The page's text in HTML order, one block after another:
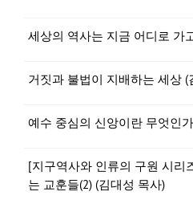
세상의 역사는 지금 어디로 가
거짓과 불법이 지배하는 세상 (
예수 중심의 신앙이란 무엇인
[지구역사와 인류의 구원 시리
는 교훈들(2) (김대성 목사)